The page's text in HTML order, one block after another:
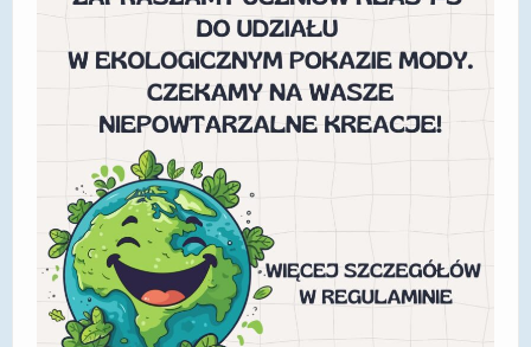
PROJEKT ,,SZKOŁY Z JAKOŚCIĄ – ROZWÓJ
KSZTAŁCENIA OGÓLNEGO NA TERENIE MIASTA
ŻORY”
REKRUTACJA 2026/2027
mLegitymacja